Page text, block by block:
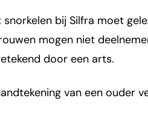
bij Silfra moet
mogen niet
door een arts.
van een ouder